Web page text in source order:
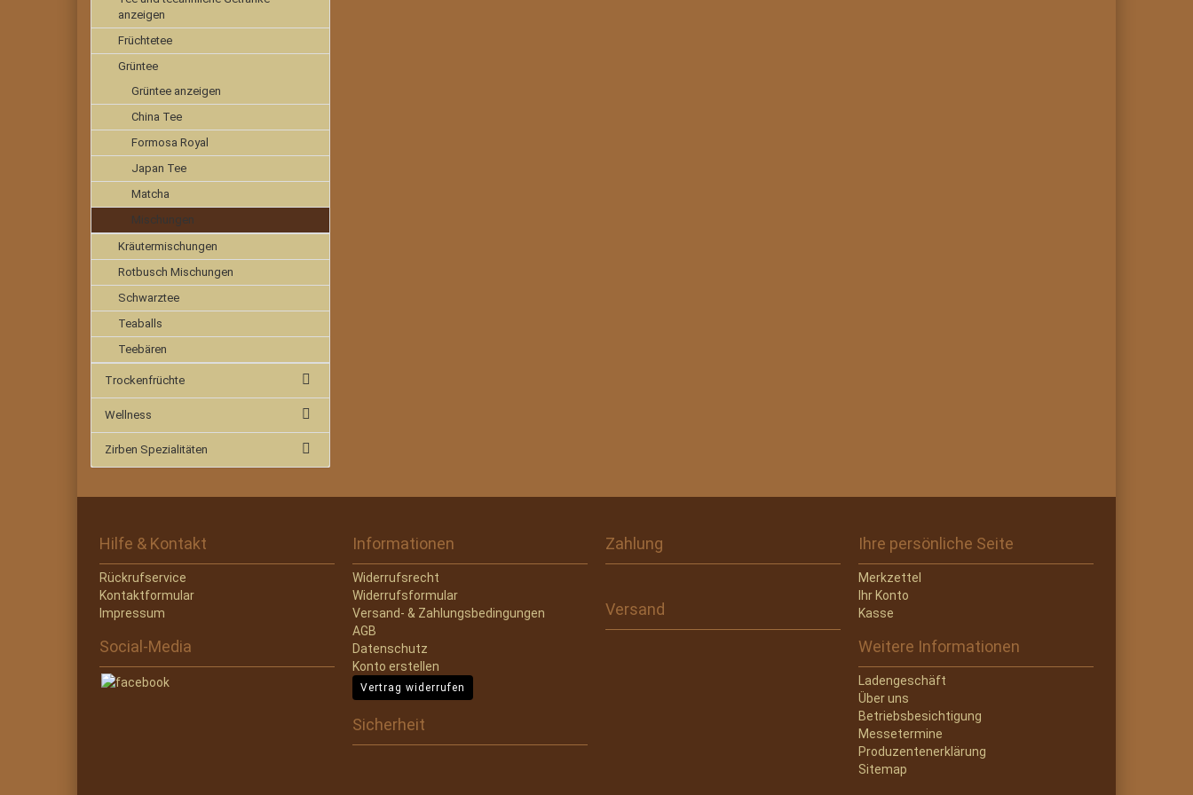
anzeigen
Früchtetee
Grüntee
Grüntee anzeigen
China Tee
Formosa Royal
Japan Tee
Matcha
Mischungen
Kräutermischungen
Rotbusch Mischungen
Schwarztee
Teaballs
Teebären
Trockenfrüchte
Wellness
Zirben Spezialitäten
Hilfe & Kontakt
Rückrufservice
Kontaktformular
Impressum
Social-Media
Informationen
Widerrufsrecht
Widerrufsformular
Versand- & Zahlungsbedingungen
AGB
Datenschutz
Konto erstellen
Vertrag widerrufen
Sicherheit
Zahlung
Versand
Ihre persönliche Seite
Merkzettel
Ihr Konto
Kasse
Weitere Informationen
Ladengeschäft
Über uns
Betriebsbesichtigung
Messetermine
Produzentenerklärung
Sitemap